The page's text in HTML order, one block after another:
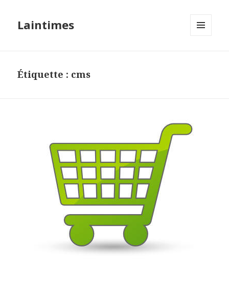
Laintimes
Étiquette : cms